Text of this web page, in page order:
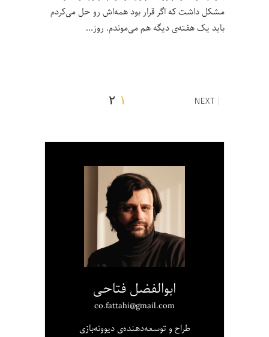
مشکل داشت که اگر قرار بود همه‌اش رو حل می‌کردم
باید یک هفته‌ی دیگه هم می‌موندم. روز
۱ ۲ NEXT
ابوالفضل فتاحی
co.fattahi@gmail.com
طراح و توسعه‌دهنده‌ی دیوونه‌بازی